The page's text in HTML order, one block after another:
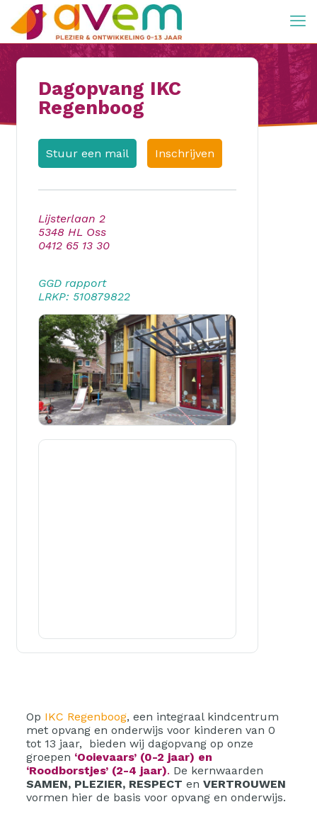
Dagopvang IKC
Regenboog
Stuur een mail Inschrijven
Lijsterlaan 2
5348 HL Oss
0412 65 13 30
GGD rapport
LRKP: 510879822
Op IKC Regenboog, een integraal kindcentrum
met opvang en onderwijs voor kinderen van 0
tot 13 jaar, bieden wij dagopvang op onze
groepen ‘Ooievaars’ (0-2 jaar) en
‘Roodborstjes’ (2-4 jaar). De kernwaarden
SAMEN, PLEZIER, RESPECT en VERTROUWEN
vormen hier de basis voor opvang en onderwijs.